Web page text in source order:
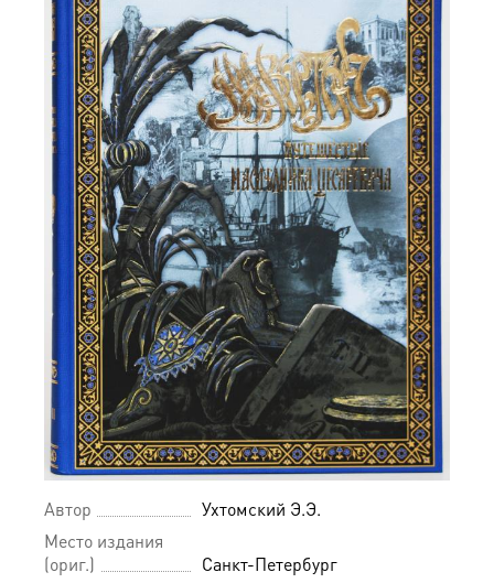
Автор
Ухтомский Э.Э.
Место издания
(ориг.)
Санкт-Петербург